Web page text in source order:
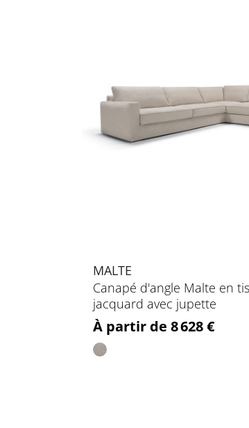
MALTE
Canapé d'angle Malte en
jacquard avec jupette
Prix
À partir de 8 628 €